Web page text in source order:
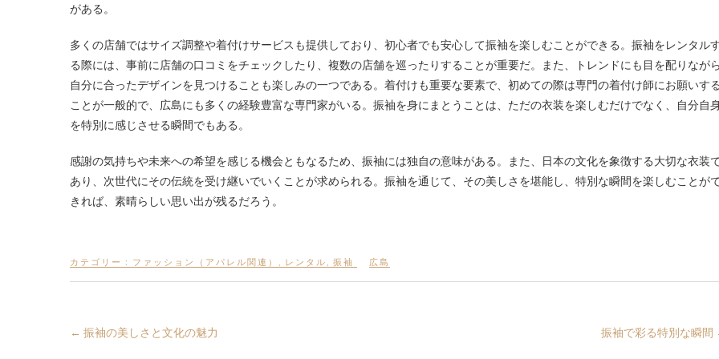
がある。
多くの店舗ではサイズ調整や着付けサービスも提供しており、初心者でも安心して振袖を楽しむことができる。振袖をレンタル
る際には、事前に店舗の口コミをチェックしたり、複数の店舗を巡ったりすることが重要だ。また、トレンドにも目を配りながら
自分に合ったデザインを見つけることも楽しみの一つである。着付けも重要な要素で、初めての際は専門の着付け師にお願いする
ことが一般的で、広島にも多くの経験豊富な専門家がいる。振袖を身にまとうことは、ただの衣装を楽しむだけでなく、自分自
を特別に感じさせる瞬間でもある。
感謝の気持ちや未来への希望を感じる機会ともなるため、振袖には独自の意味がある。また、日本の文化を象徴する大切な衣装
あり、次世代にその伝統を受け継いでいくことが求められる。振袖を通じて、その美しさを堪能し、特別な瞬間を楽しむことが
きれば、素晴らしい思い出が残るだろう。
カテゴリー : ファッション（アパレル関連） レンタル 振袖 広島
← 振袖の美しさと文化の魅力 振袖で彩る特別な瞬間